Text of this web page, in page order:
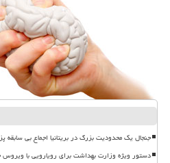
جنجال یک محدودیت بزرگ در بریتانیا اجماع بی سابقه
دستور ویژه وزارت بهداشت برای رویارویی با ویروس